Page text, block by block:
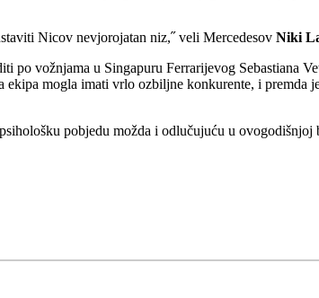
Nicov nevjorojatan niz,˝ veli Mercedesov Niki
vožnjama u Singapuru Ferrarijevog Sebastiana
mogla imati vrlo ozbiljne konkurente, i premda
pobjedu možda i odlučujuću u ovogodišnjoj